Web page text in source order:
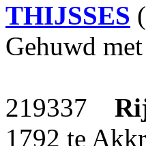
THIJSSES
Gehuwd met
219337
1792 te